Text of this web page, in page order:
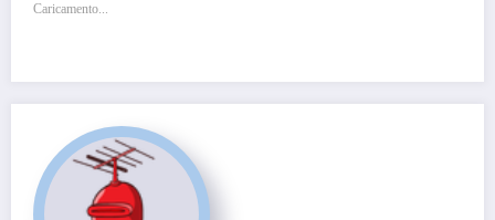
Caricamento...